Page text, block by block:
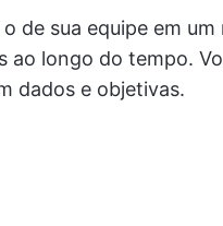
de sua equipe em um
ao longo do tempo.
dados e objetivas.